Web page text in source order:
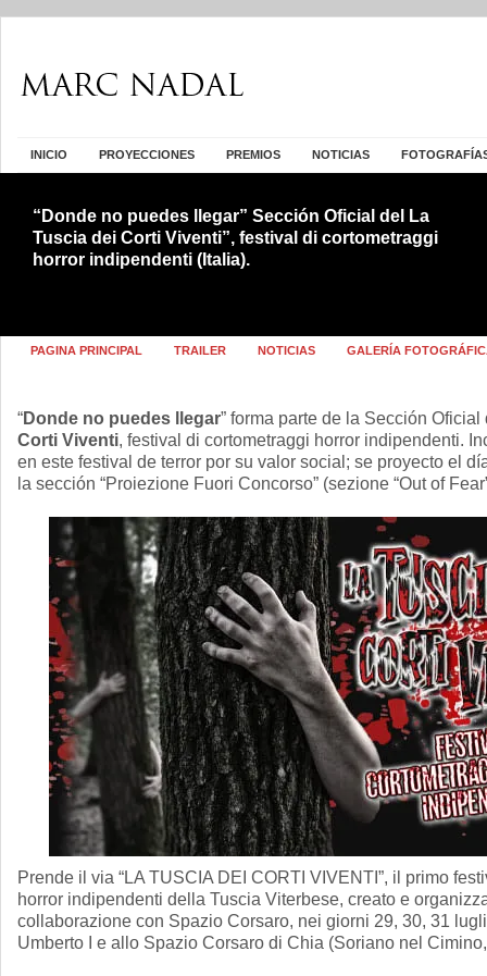
INICIO PROYECCIONES PREMIOS NOTICIAS
“Donde no puedes llegar” Sección Oficial del La
Tuscia dei Corti Viventi”, festival di cortometraggi
horror indipendenti (Italia).
PAGINA PRINCIPAL TRAILER NOTICIAS GALERÍA
“Donde no puedes llegar” forma parte de la Sección
Corti Viventi, festival di cortometraggi horror indipendenti.
en este festival de terror por su valor social; se proyecto el
la sección “Proiezione Fuori Concorso” (sezione “Out of
Prende il via “LA TUSCIA DEI CORTI VIVENTI”, il primo
horror indipendenti della Tuscia Viterbese, creato e
collaborazione con Spazio Corsaro, nei giorni 29, 30, 31
Umberto I e allo Spazio Corsaro di Chia (Soriano nel